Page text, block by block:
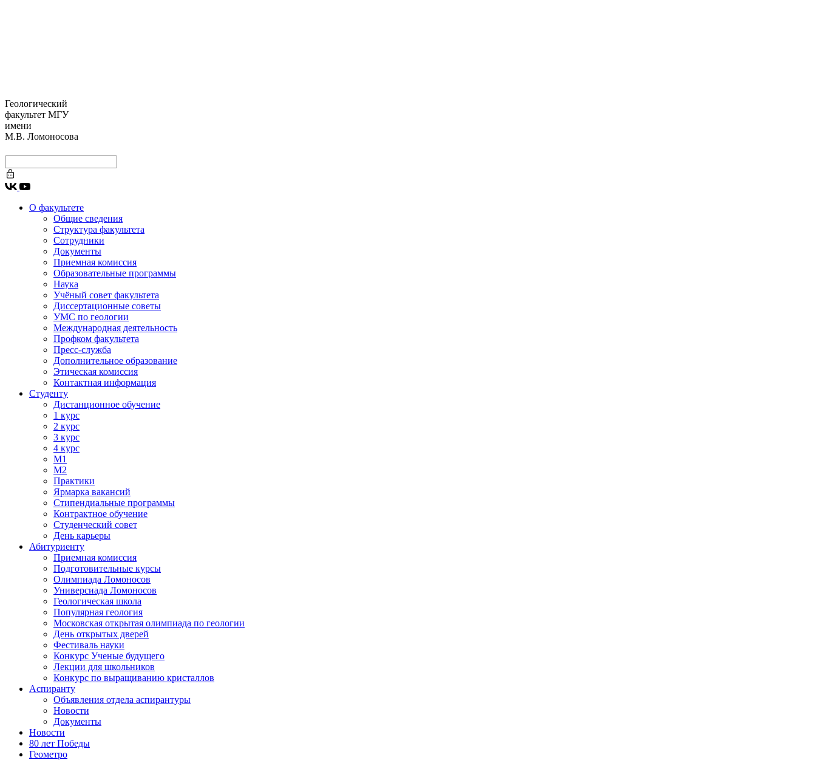
Геологический
факультет МГУ
имени
М.В. Ломоносова
О факультете
Общие сведения
Структура факультета
Сотрудники
Документы
Приемная комиссия
Образовательные программы
Наука
Учёный совет факультета
Диссертационные советы
УМС по геологии
Международная деятельность
Профком факультета
Пресс-служба
Дополнительное образование
Этическая комиссия
Контактная информация
Студенту
Дистанционное обучение
1 курс
2 курс
3 курс
4 курс
М1
М2
Практики
Ярмарка вакансий
Стипендиальные программы
Контрактное обучение
Студенческий совет
День карьеры
Абитуриенту
Приемная комиссия
Подготовительные курсы
Олимпиада Ломоносов
Универсиада Ломоносов
Геологическая школа
Популярная геология
Московская открытая олимпиада по геологии
День открытых дверей
Фестиваль науки
Конкурс Ученые будущего
Лекции для школьников
Конкурс по выращиванию кристаллов
Аспиранту
Объявления отдела аспирантуры
Новости
Документы
Новости
80 лет Победы
Геометро